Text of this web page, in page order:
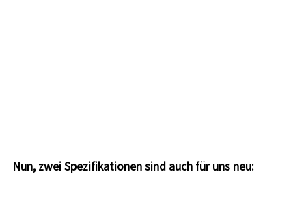
Nun, zwei Spezifikationen sind auch für uns neu: